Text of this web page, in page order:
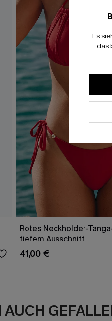
Rotes Neckholder-
tiefem Ausschnitt
41,00 €
Es
das